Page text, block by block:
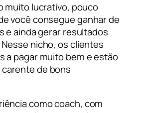
muito lucrativo, pouco
você consegue ganhar de
e ainda gerar resultados
nicho, os clientes
a pagar muito bem e estão
de bons
como coach, com